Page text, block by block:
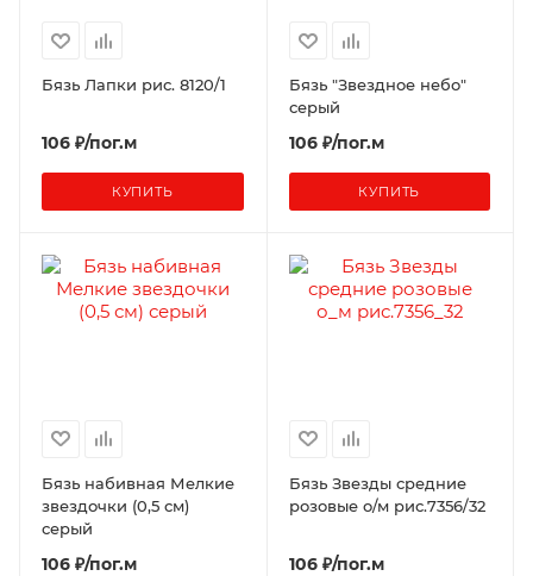
Бязь Лапки рис. 8120/1
106 ₽/пог.м
КУПИТЬ
Бязь "Звездное небо"
серый
106 ₽/пог.м
КУПИТЬ
Бязь набивная Мелкие
звездочки (0,5 см)
серый
106 ₽/пог.м
Бязь Звезды средние
розовые о/м рис.7356/32
106 ₽/пог.м